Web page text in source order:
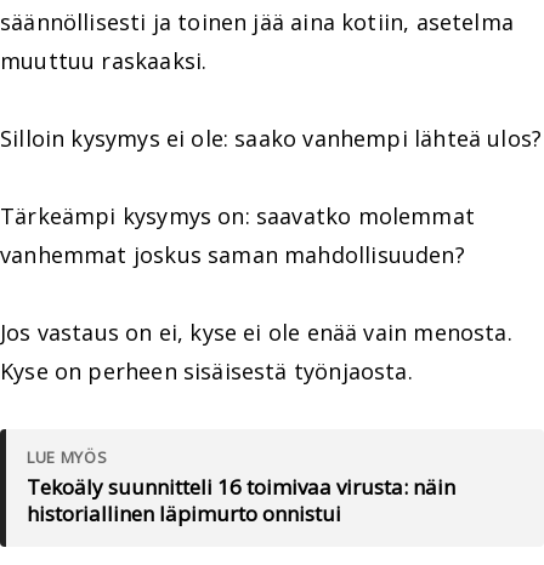
säännöllisesti ja toinen jää aina kotiin, asetelma
muuttuu raskaaksi.
Silloin kysymys ei ole: saako vanhempi lähteä ulos?
Tärkeämpi kysymys on: saavatko molemmat
vanhemmat joskus saman mahdollisuuden?
Jos vastaus on ei, kyse ei ole enää vain menosta.
Kyse on perheen sisäisestä työnjaosta.
LUE MYÖS
Tekoäly suunnitteli 16 toimivaa virusta: näin
historiallinen läpimurto onnistui